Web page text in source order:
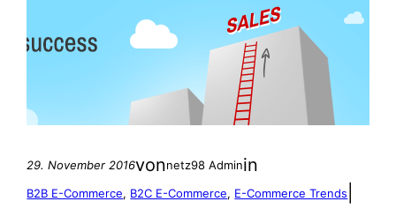
29. November 2016vonnetz98 Adminin
B2B E-Commerce, B2C E-Commerce, E-Commerce Trends|